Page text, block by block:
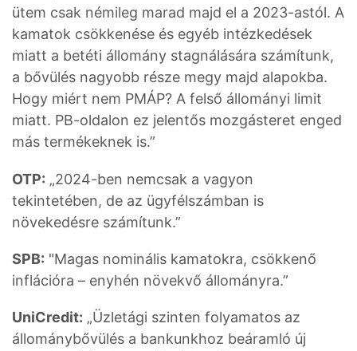
ütem csak némileg marad majd el a 2023-astól. A
kamatok csökkenése és egyéb intézkedések
miatt a betéti állomány stagnálására számítunk,
a bővülés nagyobb része megy majd alapokba.
Hogy miért nem PMÁP? A felső állományi limit
miatt. PB-oldalon ez jelentős mozgásteret enged
más termékeknek is.”
OTP: „2024-ben nemcsak a vagyon
tekintetében, de az ügyfélszámban is
növekedésre számítunk.”
SPB: "Magas nominális kamatokra, csökkenő
inflációra – enyhén növekvő állományra.”
UniCredit: „Üzletági szinten folyamatos az
állománybővülés a bankunkhoz beáramló új